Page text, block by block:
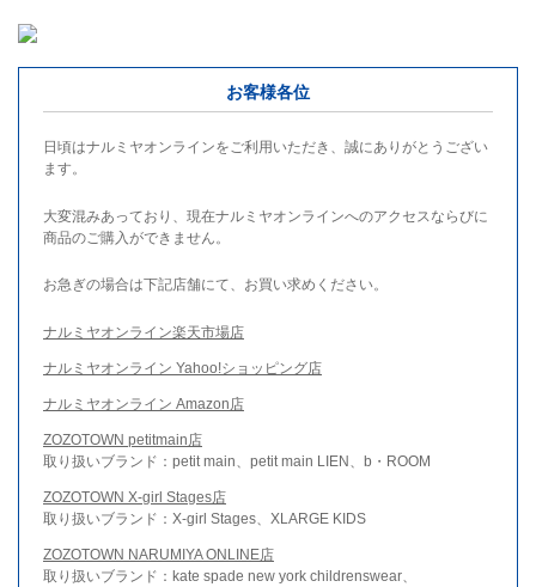
お客様各位
日頃はナルミヤオンラインをご利用いただき、誠にありがとうござい
ます。
大変混みあっており、現在ナルミヤオンラインへのアクセスならびに
商品のご購入ができません。
お急ぎの場合は下記店舗にて、お買い求めください。
ナルミヤオンライン楽天市場店
ナルミヤオンライン Yahoo!ショッピング店
ナルミヤオンライン Amazon店
ZOZOTOWN petitmain店
取り扱いブランド：petit main、petit main LIEN、b・ROOM
ZOZOTOWN X-girl Stages店
取り扱いブランド：X-girl Stages、XLARGE KIDS
ZOZOTOWN NARUMIYA ONLINE店
取り扱いブランド：kate spade new york childrenswear、